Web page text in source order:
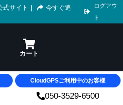
式サイト ｜
今すぐ追
ログアウ
ト
CloudGPSご利用中のお客様
050-3529-6500